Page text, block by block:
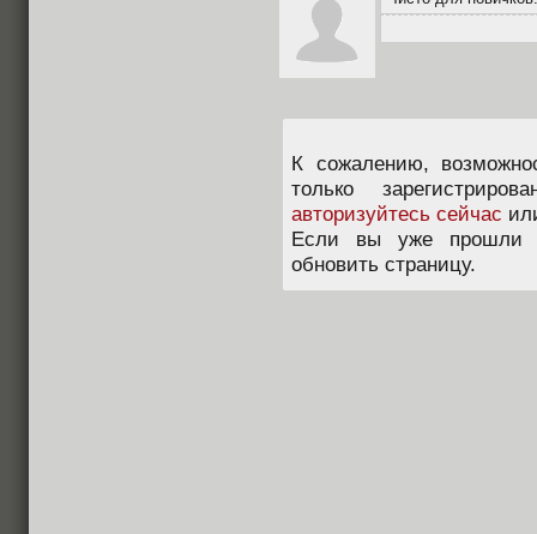
К сожалению,
только
авторизуйтесь сейчас
Если вы уже прошли
обновить страницу.